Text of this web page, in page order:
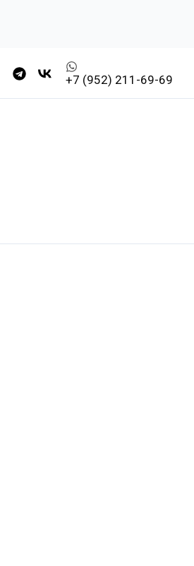
+7 (952) 211-69-69